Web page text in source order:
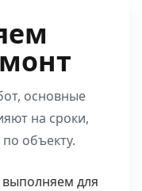
основные
на сроки,
объекту.
для